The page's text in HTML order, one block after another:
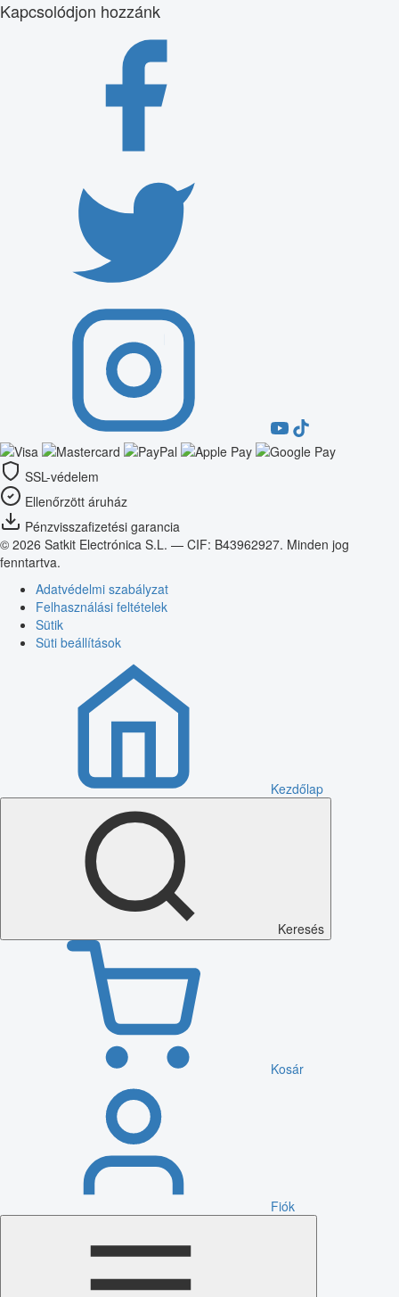
Kapcsolódjon hozzánk
SSL-védelem
Ellenőrzött áruház
Pénzvisszafizetési garancia
© 2026 Satkit Electrónica S.L. — CIF: B43962927. Minden jog
fenntartva.
Adatvédelmi szabályzat
Felhasználási feltételek
Sütik
Süti beállítások
Kezdőlap
Keresés
Kosár
Fiók